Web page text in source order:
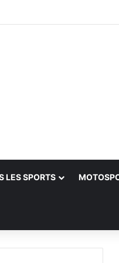
le titre
LES SPORTS